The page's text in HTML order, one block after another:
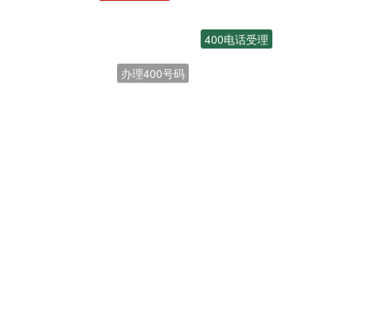
400电话受理